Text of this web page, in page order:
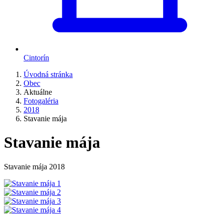
Cintorín
Úvodná stránka
Obec
Aktuálne
Fotogaléria
2018
Stavanie mája
Stavanie mája
Stavanie mája 2018